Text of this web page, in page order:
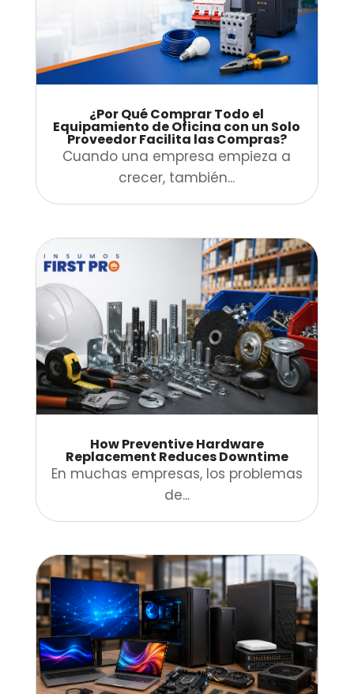
¿Por Qué Comprar Todo el
Equipamiento de Oficina con un Solo
Proveedor Facilita las Compras?
Cuando una empresa empieza a
crecer, también...
How Preventive Hardware
Replacement Reduces Downtime
En muchas empresas, los problemas
de...